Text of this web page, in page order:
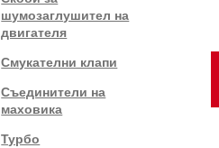
шумозаглушител на
двигателя
Смукателни клапи
Съединители на
маховика
Турбо